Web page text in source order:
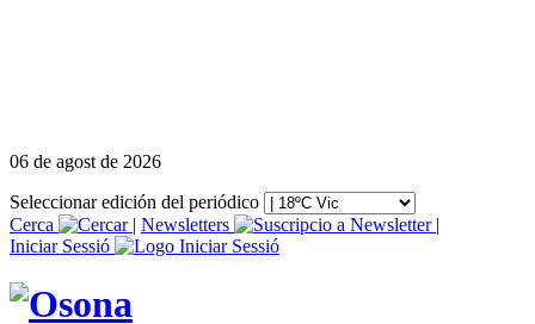
06 de agost de 2026
Seleccionar edición del periódico
Cerca
| Newsletters
|
Iniciar Sessió